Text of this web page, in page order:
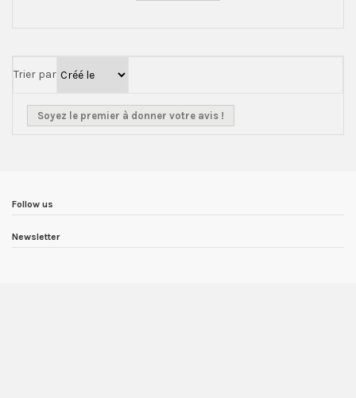
Trier par
Soyez le premier à donner votre avis !
Follow us
Newsletter